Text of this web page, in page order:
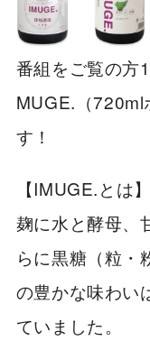
番組をご覧の方
MUGE.（720ml
す！
【IMUGE.とは】
麹に水と酵母、
らに黒糖（粒・
の豊かな味わい
ていました。